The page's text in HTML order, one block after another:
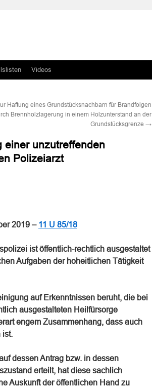
Videos
Haftung eines Grundstücksnachbarn für Brandfolgen
Brennholzlagerung in einem Holzunterstand an der
Grundstücksgrenze →
einer unzutreffenden
Polizeiarzt
2019 – 11 U 85/18
ist öffentlich-rechtlich ausgestaltet
Aufgaben der hoheitlichen Tätigkeit
auf Erkenntnissen beruht, die bei
ausgestalteten Heilfürsorge
engem Zusammenhang, dass auch
ist.
dessen Antrag bzw. in dessen
erteilt, hat diese sachlich
Auskunft der öffentlichen Hand zu